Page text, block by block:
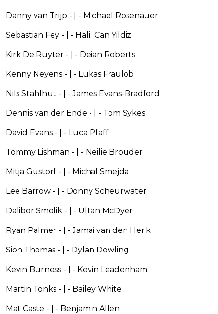
Danny van Trijp - | - Michael Rosenauer
Sebastian Fey - | - Halil Can Yildiz
Kirk De Ruyter - | - Deian Roberts
Kenny Neyens - | - Lukas Fraulob
Nils Stahlhut - | - James Evans-Bradford
Dennis van der Ende - | - Tom Sykes
David Evans - | - Luca Pfaff
Tommy Lishman - | - Neilie Brouder
Mitja Gustorf - | - Michal Smejda
Lee Barrow - | - Donny Scheurwater
Dalibor Smolik - | - Ultan McDyer
Ryan Palmer - | - Jamai van den Herik
Sion Thomas - | - Dylan Dowling
Kevin Burness - | - Kevin Leadenham
Martin Tonks - | - Bailey White
Mat Caste - | - Benjamin Allen